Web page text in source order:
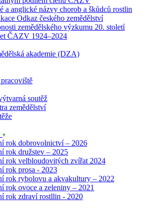
a anglické názvy chorob a škůdců rostlin
Odkaz českého zemědělství
zemědělského výzkumu 20. století
ČAZV 1924–2024
akademie (DZA)
soutěž
zemědělství
rok dobrovolnictví – 2026
rok družstev – 2025
rok velbloudovitých zvířat 2024
rok prosa - 2023
rok rybolovu a akvakultury – 2022
rok ovoce a zeleniny – 2021
rok zdraví rostllin - 2020